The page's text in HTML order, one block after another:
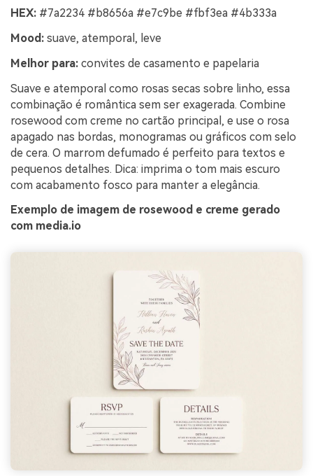
HEX: #7a2234 #b8656a #e7c9be #fbf3ea #4b333a
Mood: suave, atemporal, leve
Melhor para: convites de casamento e papelaria
Suave e atemporal como rosas secas sobre linho, essa
combinação é romântica sem ser exagerada. Combine
rosewood com creme no cartão principal, e use o rosa
apagado nas bordas, monogramas ou gráficos com selo
de cera. O marrom defumado é perfeito para textos e
pequenos detalhes. Dica: imprima o tom mais escuro
com acabamento fosco para manter a elegância.
Exemplo de imagem de rosewood e creme gerado
com media.io